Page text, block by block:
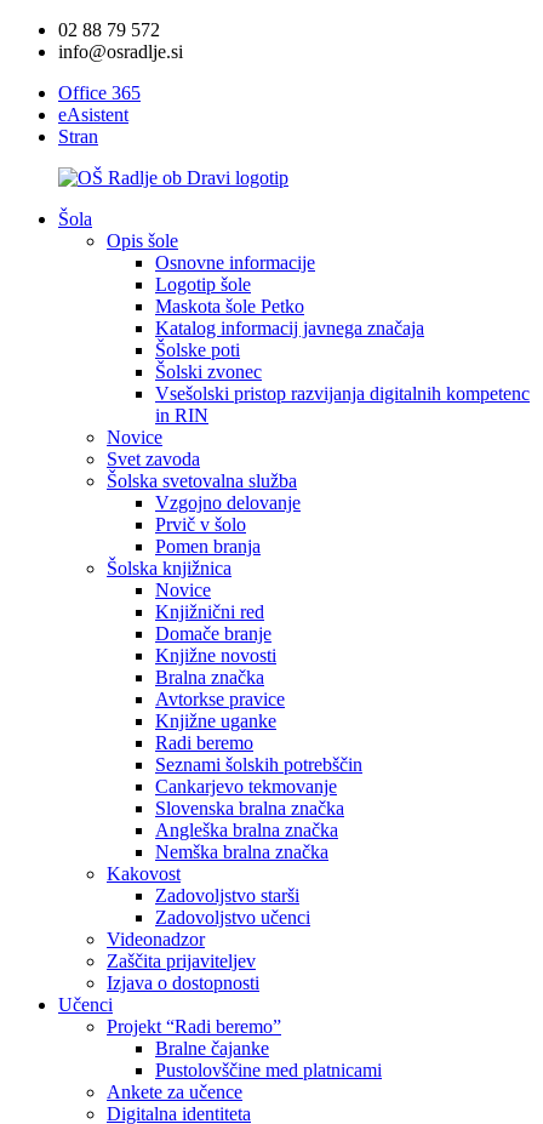
02 88 79 572
info@osradlje.si
Office 365
eAsistent
Stran
Šola
Opis šole
Osnovne informacije
Logotip šole
Maskota šole Petko
Katalog informacij javnega značaja
Šolske poti
Šolski zvonec
Vsešolski pristop razvijanja digitalnih kompetenc
in RIN
Novice
Svet zavoda
Šolska svetovalna služba
Vzgojno delovanje
Prvič v šolo
Pomen branja
Šolska knjižnica
Novice
Knjižnični red
Domače branje
Knjižne novosti
Bralna značka
Avtorkse pravice
Knjižne uganke
Radi beremo
Seznami šolskih potrebščin
Cankarjevo tekmovanje
Slovenska bralna značka
Angleška bralna značka
Nemška bralna značka
Kakovost
Zadovoljstvo starši
Zadovoljstvo učenci
Videonadzor
Zaščita prijaviteljev
Izjava o dostopnosti
Učenci
Projekt “Radi beremo”
Bralne čajanke
Pustolovščine med platnicami
Ankete za učence
Digitalna identiteta